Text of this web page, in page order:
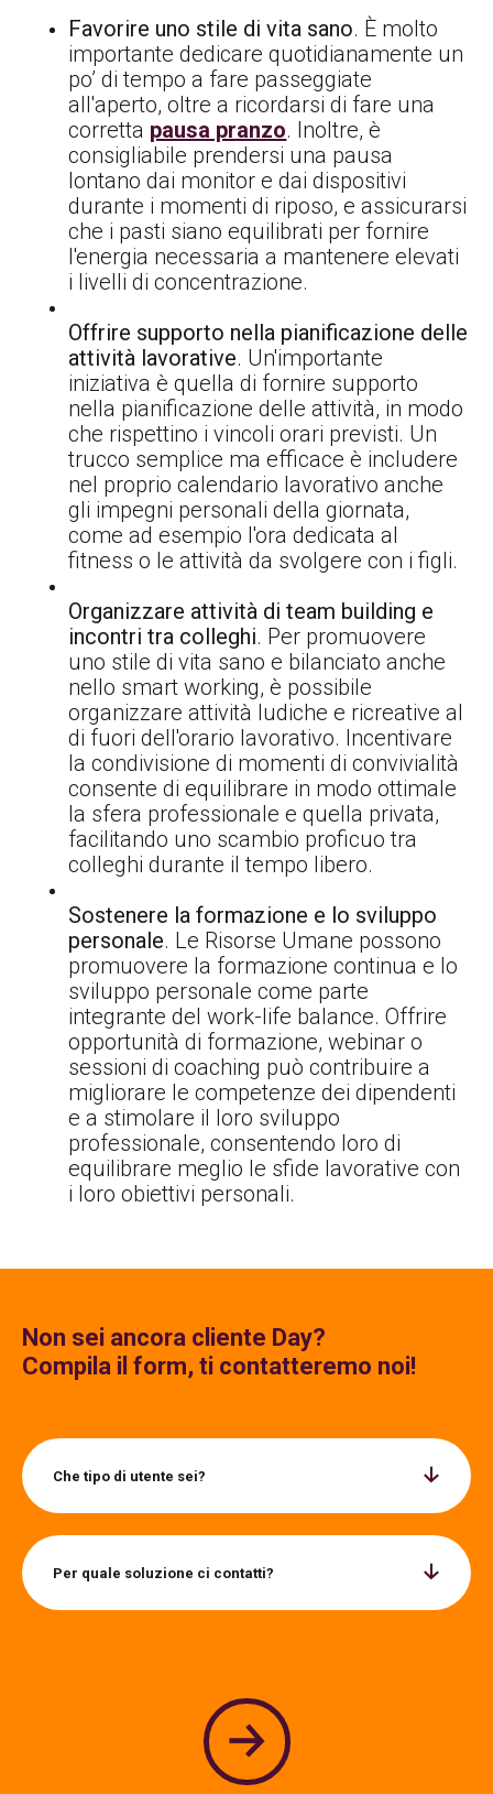
Favorire uno stile di vita sano. È molto
importante dedicare quotidianamente un
po’ di tempo a fare passeggiate
all'aperto, oltre a ricordarsi di fare una
corretta pausa pranzo. Inoltre, è
consigliabile prendersi una pausa
lontano dai monitor e dai dispositivi
durante i momenti di riposo, e assicurarsi
che i pasti siano equilibrati per fornire
l'energia necessaria a mantenere elevati
i livelli di concentrazione.
Offrire supporto nella pianificazione delle
attività lavorative. Un'importante
iniziativa è quella di fornire supporto
nella pianificazione delle attività, in modo
che rispettino i vincoli orari previsti. Un
trucco semplice ma efficace è includere
nel proprio calendario lavorativo anche
gli impegni personali della giornata,
come ad esempio l'ora dedicata al
fitness o le attività da svolgere con i figli.
Organizzare attività di team building e
incontri tra colleghi. Per promuovere
uno stile di vita sano e bilanciato anche
nello smart working, è possibile
organizzare attività ludiche e ricreative al
di fuori dell'orario lavorativo. Incentivare
la condivisione di momenti di convivialità
consente di equilibrare in modo ottimale
la sfera professionale e quella privata,
facilitando uno scambio proficuo tra
colleghi durante il tempo libero.
Sostenere la formazione e lo sviluppo
personale. Le Risorse Umane possono
promuovere la formazione continua e lo
sviluppo personale come parte
integrante del work-life balance. Offrire
opportunità di formazione, webinar o
sessioni di coaching può contribuire a
migliorare le competenze dei dipendenti
e a stimolare il loro sviluppo
professionale, consentendo loro di
equilibrare meglio le sfide lavorative con
i loro obiettivi personali.
Non sei ancora cliente Day?
Compila il form, ti contatteremo noi!
Che tipo di utente sei?
Per quale soluzione ci contatti?